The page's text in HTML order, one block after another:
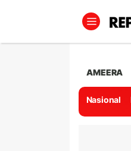
AMEERA
Nasional